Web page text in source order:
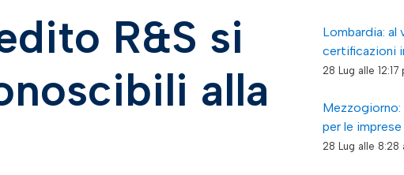
R&S si
alla
Lombardia: al
certificazioni
28 Lug alle 12:17
per le
28 Lug alle 8:28